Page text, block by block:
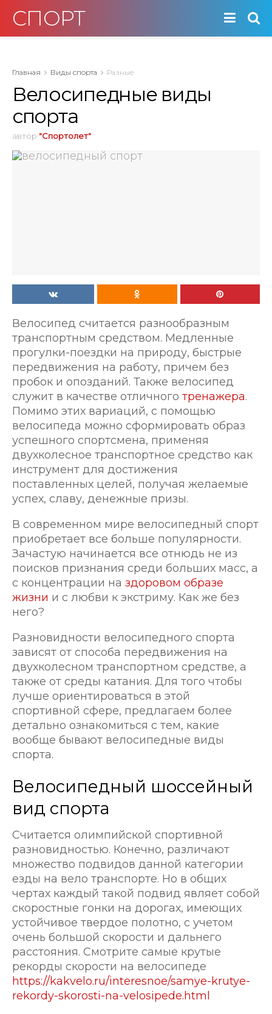
СПОРТ
Главная Виды спорта Разные
Велосипедные виды
спорта
автор "Спортолет"
Велосипед считается разнообразным
транспортным средством. Медленные
прогулки-поездки на природу, быстрые
передвижения на работу, причем без
пробок и опозданий. Также велосипед
служит в качестве отличного тренажера.
Помимо этих вариаций, с помощью
велосипеда можно сформировать образ
успешного спортсмена, применяя
двухколесное транспортное средство как
инструмент для достижения
поставленных целей, получая желаемые
успех, славу, денежные призы.
В современном мире велосипедный спорт
приобретает все больше популярности.
Зачастую начинается все отнюдь не из
поисков признания среди больших масс, а
с концентрации на здоровом образе
жизни и с любви к экстриму. Как же без
него?
Разновидности велосипедного спорта
зависят от способа передвижения на
двухколесном транспортном средстве, а
также от среды катания. Для того чтобы
лучше ориентироваться в этой
спортивной сфере, предлагаем более
детально ознакомиться с тем, какие
вообще бывают велосипедные виды
спорта.
Велосипедный шоссейный
вид спорта
Считается олимпийской спортивной
разновидностью. Конечно, различают
множество подвидов данной категории
езды на вело транспорте. Но в общих
чертах каждый такой подвид являет собой
скоростные гонки на дорогах, имеющих
устойчивое твердое полотно, с учетом
очень большой скорости и дальнего
расстояния. Смотрите самые крутые
рекорды скорости на велосипеде
https://kakvelo.ru/interesnoe/samye-krutye-
rekordy-skorosti-na-velosipede.html